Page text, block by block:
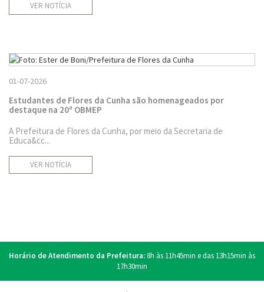
VER NOTÍCIA
01-07-2026
Estudantes de Flores da Cunha são homenageados por
destaque na 20ª OBMEP
A Prefeitura de Flores da Cunha, por meio da Secretaria de
Educa&cc...
VER NOTÍCIA
Horário de Atendimento da Prefeitura:8h às 11h45min e das 13h15min às
17h30min